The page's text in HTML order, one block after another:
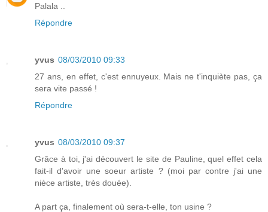
Palala ..
Répondre
yvus 08/03/2010 09:33
27 ans, en effet, c'est ennuyeux. Mais ne t'inquiète pas, ça
sera vite passé !
Répondre
yvus 08/03/2010 09:37
Grâce à toi, j'ai découvert le site de Pauline, quel effet cela
fait-il d'avoir une soeur artiste ? (moi par contre j'ai une
nièce artiste, très douée).
A part ça, finalement où sera-t-elle, ton usine ?